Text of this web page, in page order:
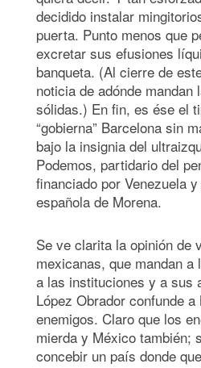
decidido instalar
puerta. Punto menos que
excretar sus efusiones
banqueta. (Al cierre de
noticia de adónde mandan
sólidas.) En fin, es ése el
“gobierna” Barcelona sin
bajo la insignia del
Podemos, partidario del
financiado por Venezuela
española de Morena.
Se ve clarita la opinión de
mexicanas, que mandan a
a las instituciones y a sus
López Obrador confunde
enemigos. Claro que los
mierda y México también;
concebir un país donde